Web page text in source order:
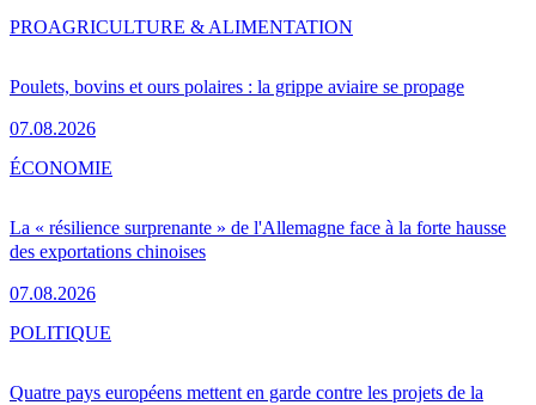
Poulets, bovins et ours polaires : la grippe aviaire se propage
07.08.2026
PROAGRICULTURE & ALIMENTATION
La « résilience surprenante » de l'Allemagne face à la forte hausse
des exportations chinoises
07.08.2026
ÉCONOMIE
Quatre pays européens mettent en garde contre les projets de la
POLITIQUE